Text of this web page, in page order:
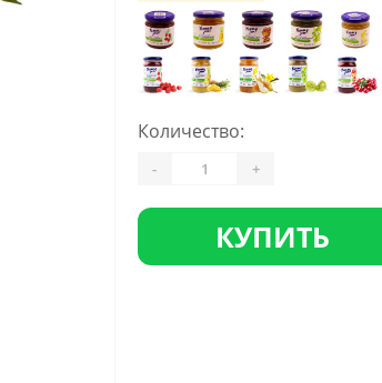
Количество:
- +
КУПИТЬ